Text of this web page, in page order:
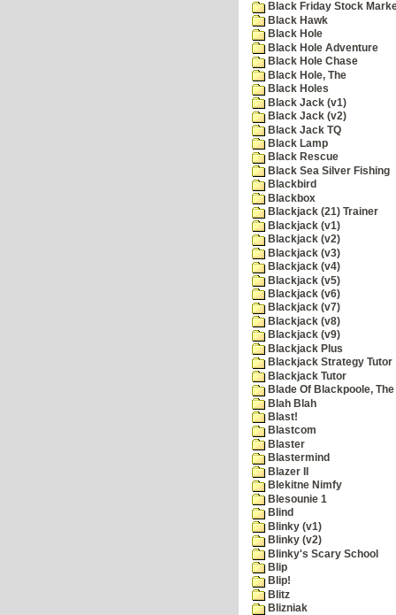
Black Friday Stock
Black Hawk
Black Hole
Black Hole Adventure
Black Hole Chase
Black Hole, The
Black Holes
Black Jack (v1)
Black Jack (v2)
Black Jack TQ
Black Lamp
Black Rescue
Black Sea Silver Fishing
Blackbird
Blackbox
Blackjack (21) Trainer
Blackjack (v1)
Blackjack (v2)
Blackjack (v3)
Blackjack (v4)
Blackjack (v5)
Blackjack (v6)
Blackjack (v7)
Blackjack (v8)
Blackjack (v9)
Blackjack Plus
Blackjack Strategy Tutor
Blackjack Tutor
Blade Of Blackpoole, The
Blah Blah
Blast!
Blastcom
Blaster
Blastermind
Blazer II
Blekitne Nimfy
Blesounie 1
Blind
Blinky (v1)
Blinky (v2)
Blinky's Scary School
Blip
Blip!
Blitz
Blizniak